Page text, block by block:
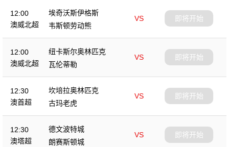
12:00
澳威北超
埃奇沃斯伊格斯
VS
韦斯顿劳动熊
即将开始
12:00
澳威北超
纽卡斯尔奥林匹克
VS
瓦伦蒂勒
即将开始
12:30
澳首超
坎培拉奥林匹克
VS
古玛老虎
即将开始
12:30
澳塔超
德文波特城
VS
朗赛斯顿城
即将开始